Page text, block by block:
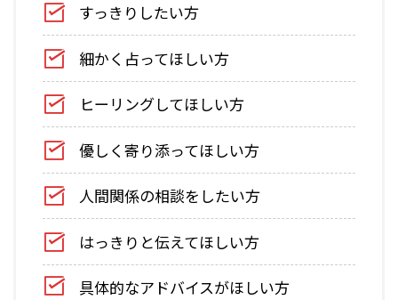
すっきりしたい方
細かく占ってほしい方
ヒーリングしてほしい方
優しく寄り添ってほしい方
人間関係の相談をしたい方
はっきりと伝えてほしい方
具体的なアドバイスがほしい方